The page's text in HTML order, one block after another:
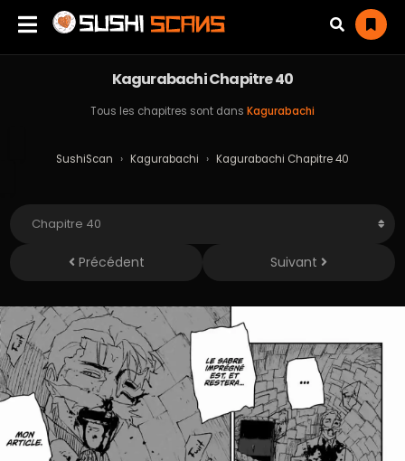
Kagurabachi Chapitre 40
Tous les chapitres sont dans Kagurabachi
SushiScan › Kagurabachi › Kagurabachi Chapitre 40
Précédent Suivant